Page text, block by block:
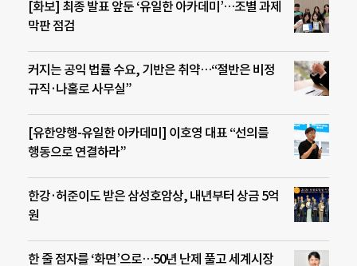
[화보] 최종 발표 앞둔 ‘유일한 아카데미’…조별 과제
막판 점검
커지는 공익 법률 수요, 기반은 취약…“절반은 비정
규직·나홀로 사무실”
[유한양행-유일한 아카데미] 이호영 대표 “선의를
행동으로 연결하라”
한강·허준이도 받은 삼성호암상, 내년부터 상금 5억
원
한 줄 점자를 ‘화면’으로…50년 난제 풀고 세계시장